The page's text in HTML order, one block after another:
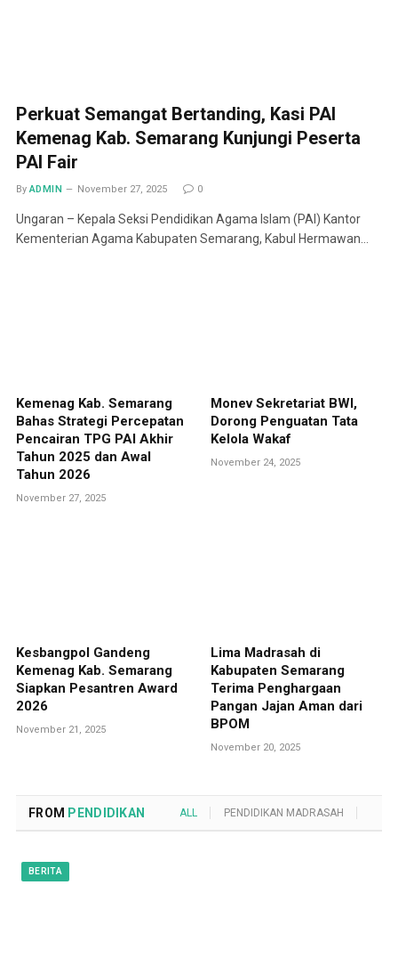
Perkuat Semangat Bertanding, Kasi PAI
Kemenag Kab. Semarang Kunjungi Peserta
PAI Fair
By ADMIN November 27, 2025 0
Ungaran – Kepala Seksi Pendidikan Agama Islam (PAI) Kantor
Kementerian Agama Kabupaten Semarang, Kabul Hermawan…
Kemenag Kab. Semarang
Bahas Strategi Percepatan
Pencairan TPG PAI Akhir
Tahun 2025 dan Awal
Tahun 2026
November 27, 2025
Monev Sekretariat BWI,
Dorong Penguatan Tata
Kelola Wakaf
November 24, 2025
Kesbangpol Gandeng
Kemenag Kab. Semarang
Siapkan Pesantren Award
2026
November 21, 2025
Lima Madrasah di
Kabupaten Semarang
Terima Penghargaan
Pangan Jajan Aman dari
BPOM
November 20, 2025
FROM PENDIDIKAN ALL PENDIDIKAN MADRASAH
BERITA